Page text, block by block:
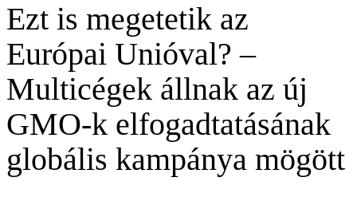
Ezt is megetetik az
Európai Unióval? –
Multicégek állnak az új
GMO-k elfogadtatásának
globális kampánya mögött